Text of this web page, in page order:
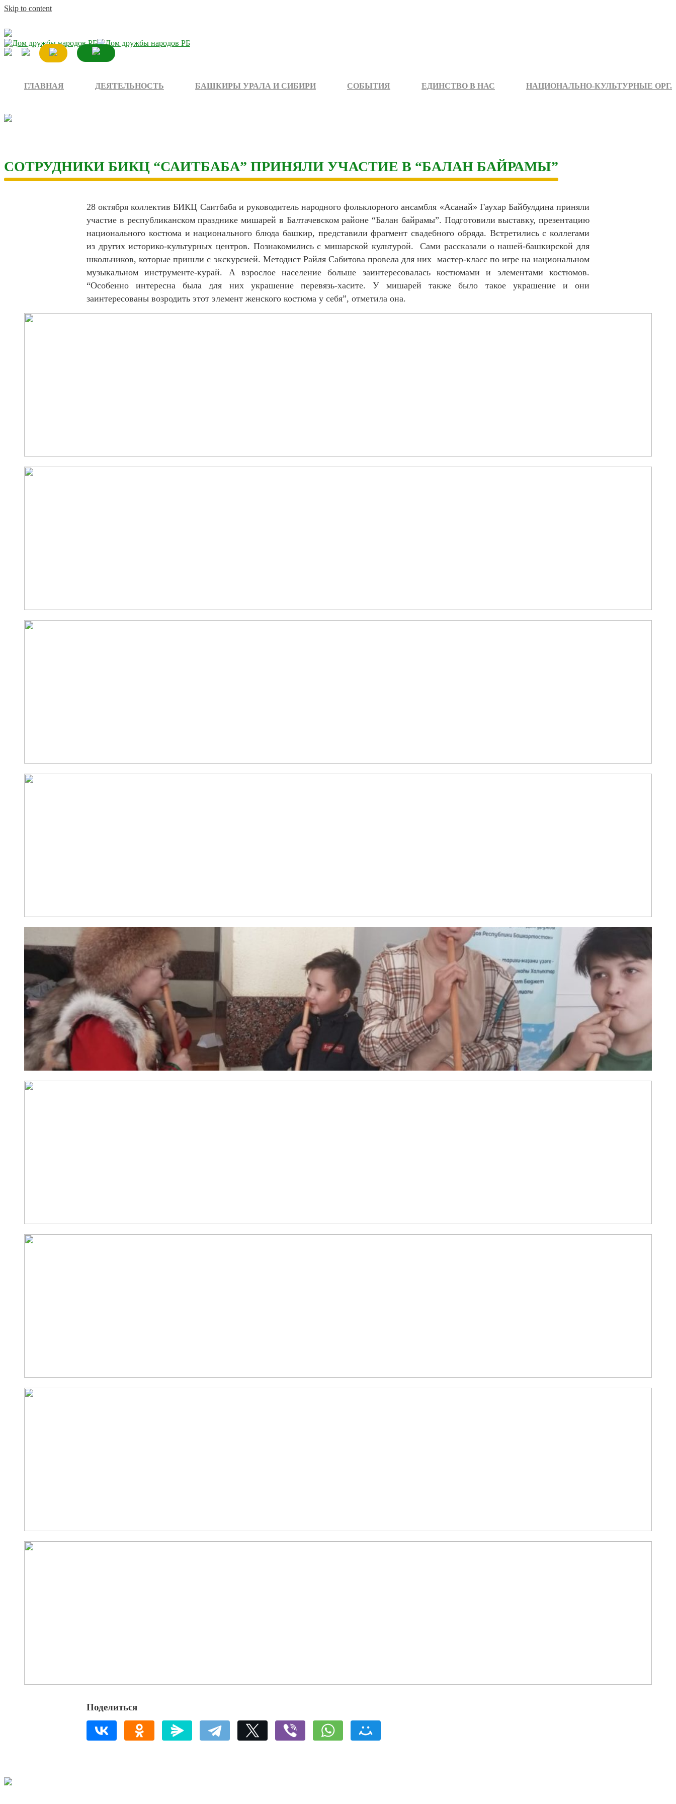
Skip to content
ГЛАВНАЯ ДЕЯТЕЛЬНОСТЬ БАШКИРЫ УРАЛА И СИБИРИ СОБЫТИЯ ЕДИНСТВО В НАС НАЦИОНАЛЬНО-КУЛЬТУРНЫЕ ОРГ.
СОТРУДНИКИ БИКЦ “САИТБАБА” ПРИНЯЛИ УЧАСТИЕ В “БАЛАН БАЙРАМЫ”
28 октября коллектив БИКЦ Саитбаба и руководитель народного фольклорного ансамбля «Асанай» Гаухар Байбулдина приняли
участие в республиканском празднике мишарей в Балтачевском районе “Балан байрамы”. Подготовили выставку, презентацию
национального костюма и национального блюда башкир, представили фрагмент свадебного обряда. Встретились с коллегами
из других историко-культурных центров. Познакомились с мишарской культурой. Сами рассказали о нашей-башкирской для
школьников, которые пришли с экскурсией. Методист Райля Сабитова провела для них мастер-класс по игре на национальном
музыкальном инструменте-курай. А взрослое население больше заинтересовалась костюмами и элементами костюмов.
“Особенно интересна была для них украшение перевязь-хасите. У мишарей также было такое украшение и они
заинтересованы возродить этот элемент женского костюма у себя”, отметила она.
Поделиться